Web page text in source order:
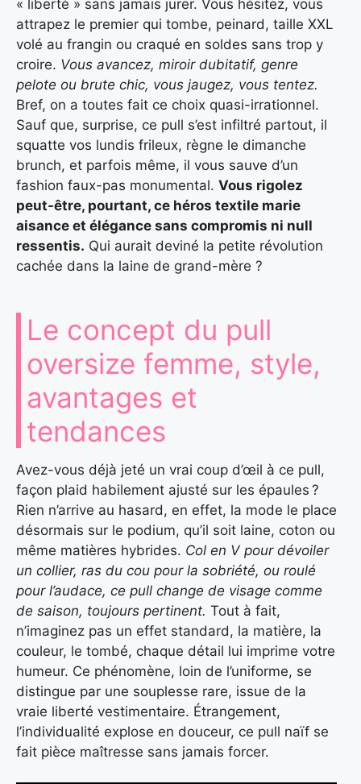
« liberté » sans jamais jurer. Vous hésitez, vous
attrapez le premier qui tombe, peinard, taille XXL
volé au frangin ou craqué en soldes sans trop y
croire. Vous avancez, miroir dubitatif, genre
pelote ou brute chic, vous jaugez, vous tentez.
Bref, on a toutes fait ce choix quasi-irrationnel.
Sauf que, surprise, ce pull s’est infiltré partout, il
squatte vos lundis frileux, règne le dimanche
brunch, et parfois même, il vous sauve d’un
fashion faux-pas monumental. Vous rigolez
peut-être, pourtant, ce héros textile marie
aisance et élégance sans compromis ni null
ressentis. Qui aurait deviné la petite révolution
cachée dans la laine de grand-mère ?
Le concept du pull
oversize femme, style,
avantages et
tendances
Avez-vous déjà jeté un vrai coup d’œil à ce pull,
façon plaid habilement ajusté sur les épaules ?
Rien n’arrive au hasard, en effet, la mode le place
désormais sur le podium, qu’il soit laine, coton ou
même matières hybrides. Col en V pour dévoiler
un collier, ras du cou pour la sobriété, ou roulé
pour l’audace, ce pull change de visage comme
de saison, toujours pertinent. Tout à fait,
n’imaginez pas un effet standard, la matière, la
couleur, le tombé, chaque détail lui imprime votre
humeur. Ce phénomène, loin de l’uniforme, se
distingue par une souplesse rare, issue de la
vraie liberté vestimentaire. Étrangement,
l’individualité explose en douceur, ce pull naïf se
fait pièce maîtresse sans jamais forcer.